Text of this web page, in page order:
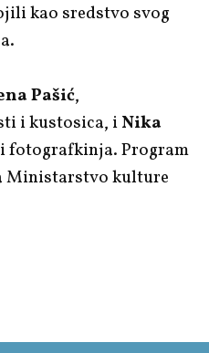
kao sredstvo svog
Pašić,
i kustosica, iNika
fotografkinja. Program
Ministarstvo kulture